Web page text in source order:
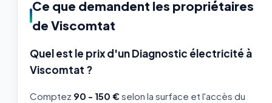
Ce que demandent les propriétaires
de Viscomtat
Quel est le prix d'un Diagnostic électricité à
Viscomtat ?
Comptez 90 - 150 €selon la surface et l'accès du